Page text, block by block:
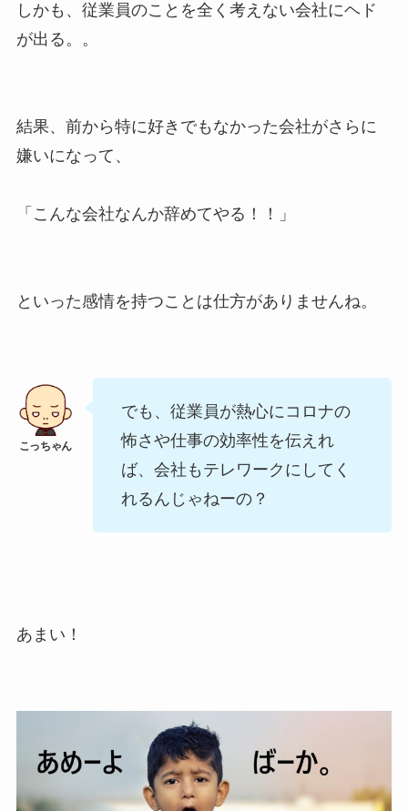
しかも、従業員のことを全く考えない会社にヘド
が出る。。
結果、前から特に好きでもなかった会社がさらに
嫌いになって、
「こんな会社なんか辞めてやる！！」
といった感情を持つことは仕方がありませんね。
でも、従業員が熱心にコロナの
怖さや仕事の効率性を伝えれ
ば、会社もテレワークにしてく
れるんじゃねーの？
あまい！